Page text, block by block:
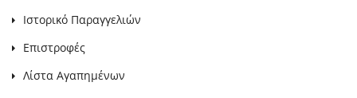
Ιστορικό Παραγγελιών
Επιστροφές
Λίστα Αγαπημένων